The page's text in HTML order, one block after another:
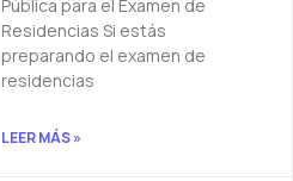
Pública para el Examen de
Residencias Si estás
preparando el examen de
residencias
LEER MÁS »